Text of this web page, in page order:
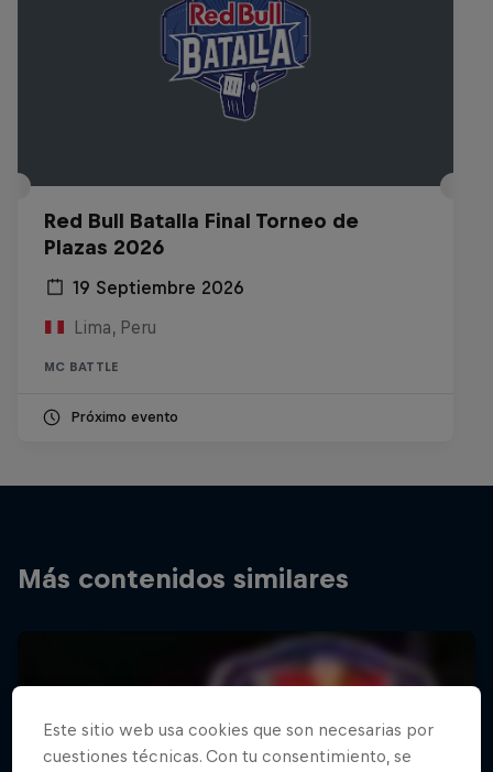
Red Bull Batalla Final Torneo de
Plazas 2026
19 Septiembre 2026
Lima, Peru
MC BATTLE
Próximo evento
Más contenidos similares
Este sitio web usa cookies que son necesarias por
cuestiones técnicas. Con tu consentimiento, se